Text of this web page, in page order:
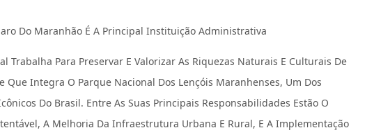
Do Maranhão É A Principal Instituição Administrativa
Trabalha Para Preservar E Valorizar As Riquezas Naturais E Culturais De
Que Integra O Parque Nacional Dos Lençóis Maranhenses, Um Dos
Do Brasil. Entre As Suas Principais Responsabilidades Estão O
A Melhoria Da Infraestrutura Urbana E Rural, E A Implementação